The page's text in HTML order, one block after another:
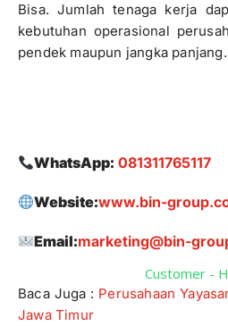
Bisa. Jumlah tenaga kerja
kebutuhan operasional
pendek maupun jangka panjang.
WhatsApp: 081311765117
Website:www.bin-
Email:marketing@bin-
Baca Juga : Perusahaan
Jawa Timur
Customer -